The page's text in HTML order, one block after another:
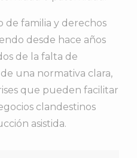
de familia y derechos
desde hace años
de la falta de
una normativa clara,
que pueden facilitar
clandestinos
asistida.